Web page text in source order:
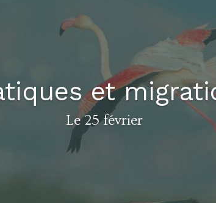
et
Le 25 février